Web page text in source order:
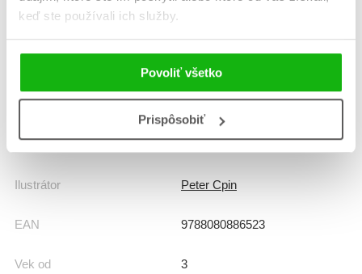
keď ste používali ich služby.
Povoliť všetko
Prispôsobiť
Dátum vydania
180x150 mm
Hmotnosť
Ilustrátor Peter Cpin
EAN 9788080886523
Vek od 3